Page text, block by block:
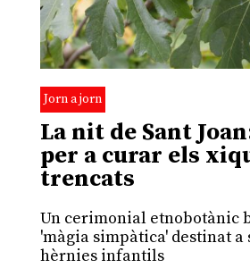
Jorn a jorn
La nit de Sant
per a curar els
trencats
Un cerimonial etnobotànic
'màgia simpàtica' destinat a
hèrnies infantils